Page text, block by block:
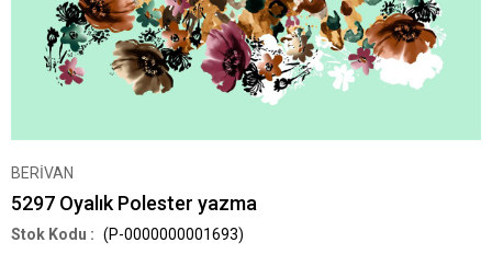
BERİVAN
5297 Oyalık Polester yazma
(P-0000000001693)